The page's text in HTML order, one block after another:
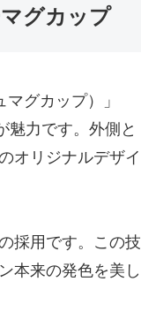
グカップ
グカップ）」
魅力です。外側と
オリジナルデザイ
採用です。この技
本来の発色を美し